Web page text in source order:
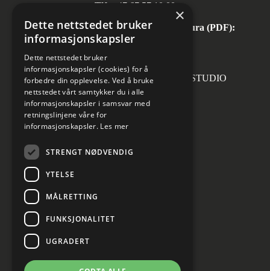
Tlf: +47 67 57 10 00
Automatisk mottak av inngående faktura (PDF):
invoice.no@norconsult.com
Forsidefoto: RASMUS HJORTSHOJ STUDIO
Cookies innstillinger
×
Dette nettstedet bruker
informasjonskapsler
Dette nettstedet bruker
informasjonskapsler (cookies) for å
forbedre din opplevelse. Ved å bruke
nettstedet vårt samtykker du i alle
informasjonskapsler i samsvar med
retningslinjene våre for
informasjonskapsler. Les mer
STRENGT NØDVENDIG
YTELSE
MÅLRETTING
FUNKSJONALITET
UGRADERT